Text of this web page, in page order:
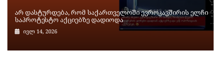
არ დასტურდება, რომ საქართველოში ევროკავშირის ელჩი
საპროტესტო აქციებზე დადიოდა
ივლ 14, 2026